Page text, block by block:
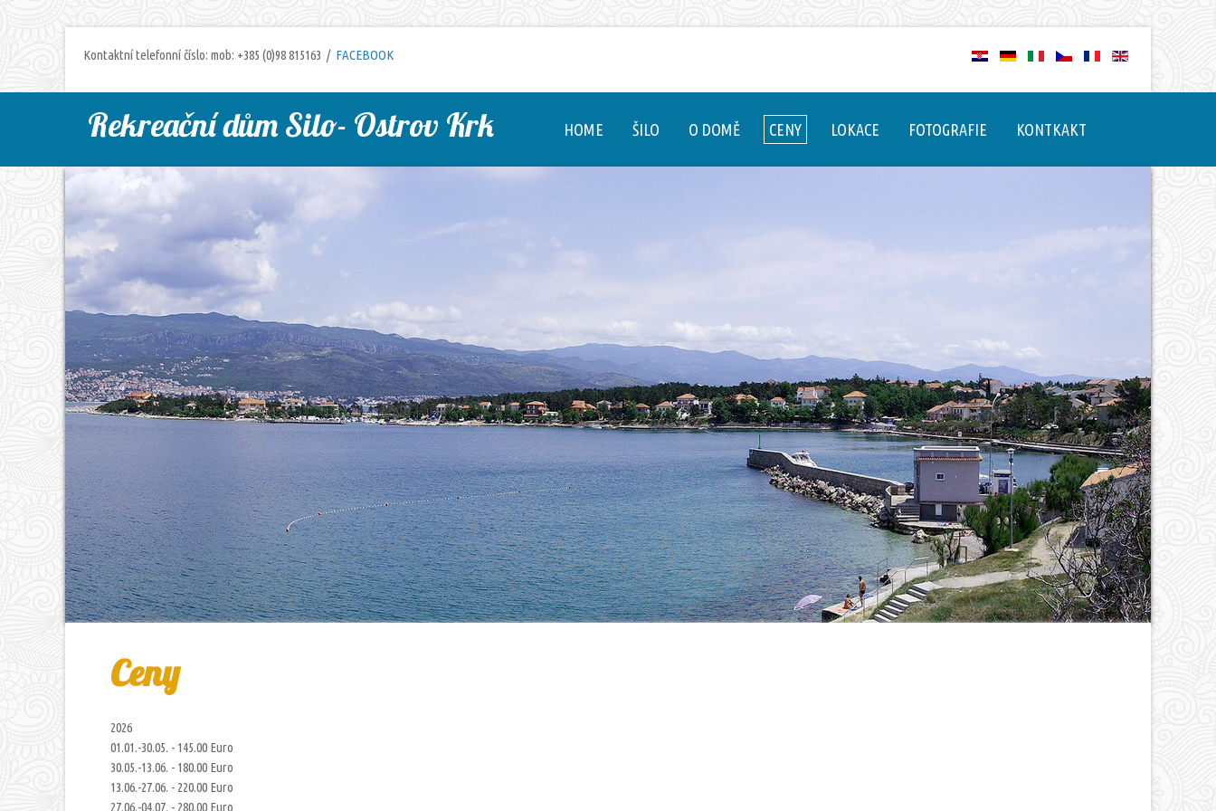
Kontaktní telefonní číslo: mob: +385 (0)98 815163 / FACEBOOK
Rekreační dům Silo- Ostrov Krk HOME ŠILO O DOMĚ CENY LOKACE FOTOGRAFIE KONTKAKT
Ceny
2026
01.01.-30.05. - 145.00 Euro
30.05.-13.06. - 180.00 Euro
13.06.-27.06. - 220.00 Euro
27.06.-04.07. - 280.00 Euro